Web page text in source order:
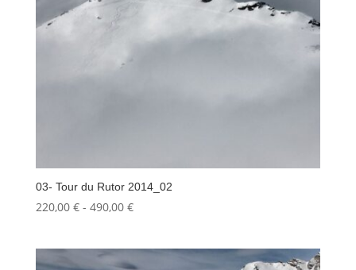
03- Tour du Rutor 2014_02
220,00 € - 490,00 €Fascia